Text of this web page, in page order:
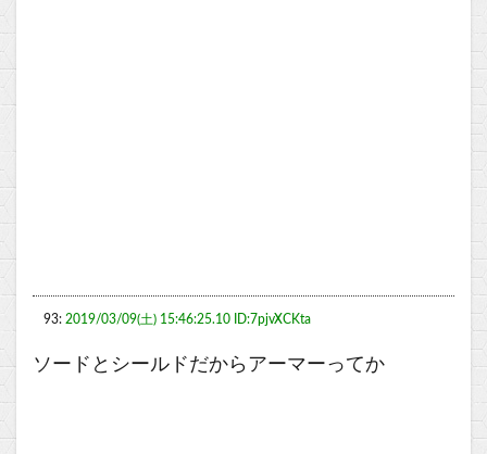
93: 2019/03/09(土) 15:46:25.10 ID:7pjvXCKta
ソードとシールドだからアーマーってか